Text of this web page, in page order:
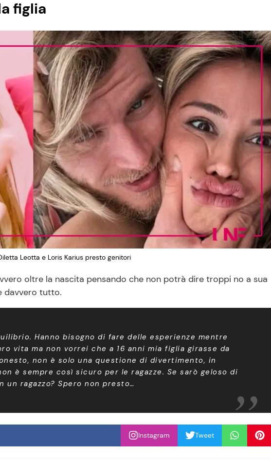
figlia
Leotta e Loris Karius presto genitori
oltre la nascita pensando che non potrà dire troppi no a sua
davvero tutto.
Hanno bisogno di fare delle esperienze mentre
vita ma non vorrei che a 16 anni mia figlia girasse da
non è solo una questione di divertimento, in
è sempre così sicuro per le ragazze. Se sarò geloso di
un ragazzo? Spero non presto…
Instagram Tweet